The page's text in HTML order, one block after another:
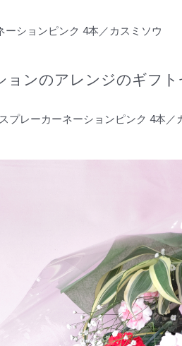
ションピンク 4本／カスミソウ
ンのアレンジのギフト
プレーカーネーションピンク 4本／